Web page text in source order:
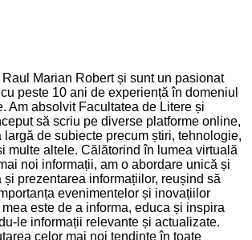
Marian Robert și sunt un pasionat
peste 10 ani de experiență în domeniul
Am absolvit Facultatea de Litere și
să scriu pe diverse platforme online,
largă de subiecte precum știri, tehnologie,
multe altele. Călătorind în lumea virtuală
noi informații, am o abordare unică și
prezentarea informațiilor, reușind să
evenimentelor și inovațiilor
este de a informa, educa și inspira
le informații relevante și actualizate.
celor mai noi tendințe în toate